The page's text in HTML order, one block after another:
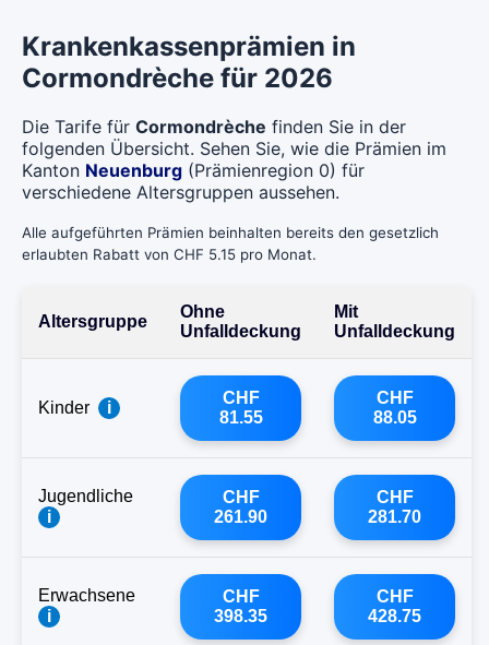
Krankenkassenprämien in
Cormondrèche für 2026
Die Tarife für Cormondrèche finden Sie in der
folgenden Übersicht. Sehen Sie, wie die Prämien im
Kanton Neuenburg (Prämienregion 0) für
verschiedene Altersgruppen aussehen.
Alle aufgeführten Prämien beinhalten bereits den gesetzlich
erlaubten Rabatt von CHF 5.15 pro Monat.
Altersgruppe
Ohne
Unfalldeckung
Mit
Unfalldeckung
Kinder i
CHF
81.55
CHF
88.05
Jugendliche
i
CHF
261.90
CHF
281.70
Erwachsene
i
CHF
398.35
CHF
428.75